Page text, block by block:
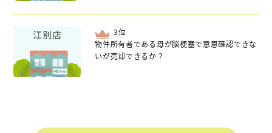
位
物件所有者である母が脳梗塞で意思確認できな
いが売却できるか？